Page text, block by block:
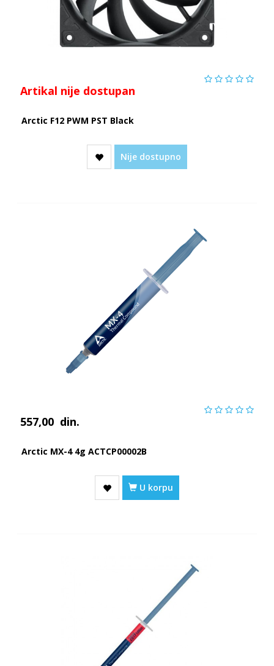
Artikal nije dostupan
Arctic F12 PWM PST Black
Nije dostupno
557,00 din.
Arctic MX-4 4g ACTCP00002B
U korpu